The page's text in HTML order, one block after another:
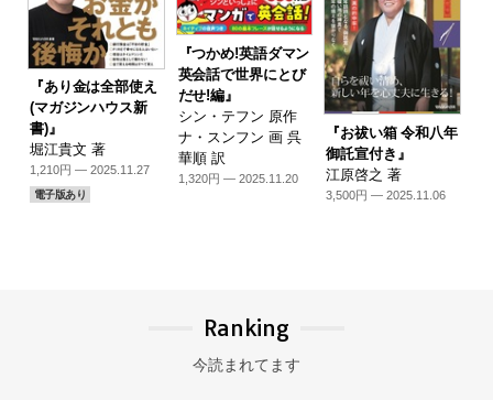
『あり金は全部使え
(マガジンハウス新
書)』
堀江貴文 著
1,210円 — 2025.11.27
電子版あり
『つかめ!英語ダマン
英会話で世界にとび
だせ!編』
シン・テフン 原作
ナ・スンフン 画 呉
華順 訳
1,320円 — 2025.11.20
『お祓い箱 令和八年
御託宣付き』
江原啓之 著
3,500円 — 2025.11.06
Ranking
今読まれてます